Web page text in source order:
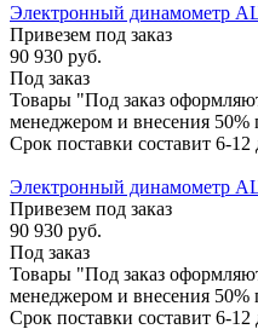
Электронный динамометр
Привезем под заказ
90 930 руб.
Под заказ
Товары "Под заказ
менеджером и внесения 50%
Срок поставки составит 6-12
Электронный динамометр
Привезем под заказ
90 930 руб.
Под заказ
Товары "Под заказ
менеджером и внесения 50%
Срок поставки составит 6-12